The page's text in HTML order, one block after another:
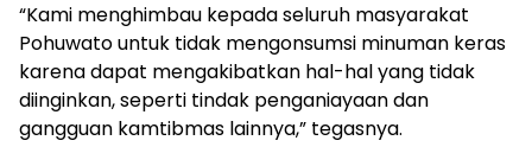
“Kami menghimbau kepada seluruh masyarakat
Pohuwato untuk tidak mengonsumsi minuman keras
karena dapat mengakibatkan hal-hal yang tidak
diinginkan, seperti tindak penganiayaan dan
gangguan kamtibmas lainnya,” tegasnya.